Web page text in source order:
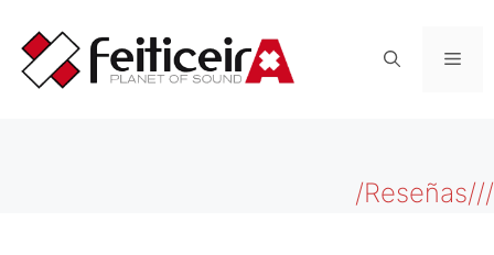
contenido
/Reseñas///